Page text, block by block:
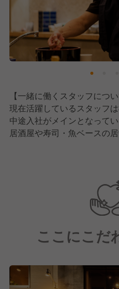
2022年8月のオープン以来
様にご来店いただいています
これからも変わらず、本格
ングをより多くの方にお届
てまいります。
そこで現在は、一緒にお店
しい仲間を募集中です！
【一緒に働くスタッフについ
現在活躍しているスタッフは
中途入社がメインとなってい
居酒屋や寿司・魚ベースの
い！」と入社してきたカフ
【私たちが採用の中で大切
全14席の小箱のお店で常連
いからこそ、お客様一人ひ
対話を楽しめる方に向いて
そして、私たちはスキルや
「人間性と素直さ」を見てい
ここにこだ